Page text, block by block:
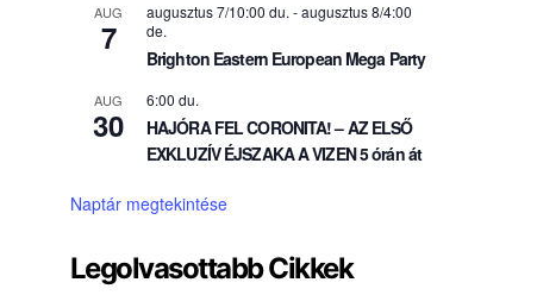
AUG
7
augusztus 7/10:00 du. -augusztus 8/4:00
de.
Brighton Eastern European Mega Party
AUG
30
6:00 du.
HAJÓRA FEL CORONITA! – AZ ELSŐ
EXKLUZÍV ÉJSZAKA A VIZEN 5 órán át
Naptár megtekintése
Legolvasottabb Cikkek